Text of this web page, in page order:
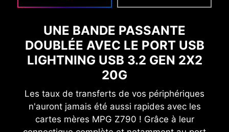
UNE BANDE PASSANTE
DOUBLÉE AVEC LE PORT USB
LIGHTNING USB 3.2 GEN 2X2
20G
Les taux de transferts de vos périphériques
n'auront jamais été aussi rapides avec les
cartes mères MPG Z790 ! Grâce à leur
EXTREME
MSI motherboards provide 60 days free trial of
AIDA64 Extreme - MSI edition. AIDA64 Extreme
is an almighty application for system
information, diagnostics and benchmarks. With
the application, you can monitor the detailed
hardware and software information on PC and